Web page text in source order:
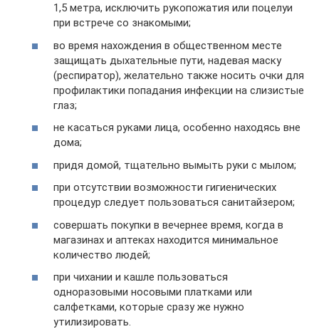
1,5 метра, исключить рукопожатия или поцелуи
при встрече со знакомыми;
во время нахождения в общественном месте
защищать дыхательные пути, надевая маску
(респиратор), желательно также носить очки для
профилактики попадания инфекции на слизистые
глаз;
не касаться руками лица, особенно находясь вне
дома;
придя домой, тщательно вымыть руки с мылом;
при отсутствии возможности гигиенических
процедур следует пользоваться санитайзером;
совершать покупки в вечернее время, когда в
магазинах и аптеках находится минимальное
количество людей;
при чихании и кашле пользоваться
одноразовыми носовыми платками или
салфетками, которые сразу же нужно
утилизировать.